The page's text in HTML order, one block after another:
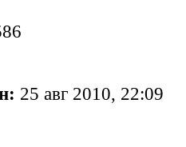
25 авг 2010, 22:09